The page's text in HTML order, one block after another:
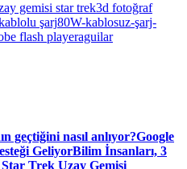
gemisi star trek3d fotoğraf
şarj80W-kablosuz-şarj-
flash playeraguilar
geçtiğini nasıl anlıyor?Google
GeliyorBilim İnsanları, 3
Trek Uzay Gemisi